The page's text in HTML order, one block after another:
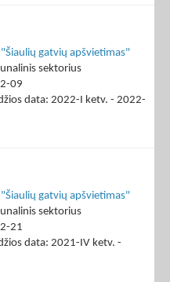
"Šiaulių gatvių apšvietimas"
sektorius
09
data: 2022-I ketv. - 2022-
"Šiaulių gatvių apšvietimas"
sektorius
21
data: 2021-IV ketv. -